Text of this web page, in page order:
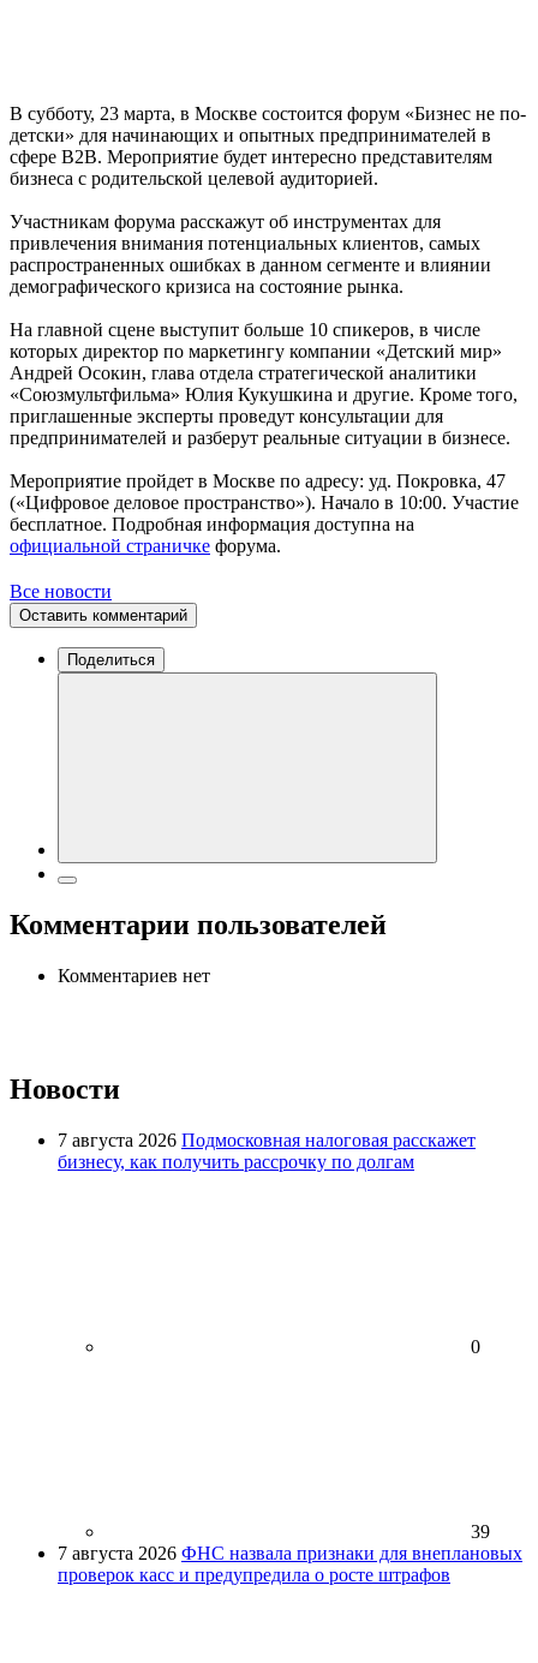
В субботу, 23 марта, в Москве состоится форум «Бизнес не по-
детски» для начинающих и опытных предпринимателей в
сфере В2В. Мероприятие будет интересно представителям
бизнеса с родительской целевой аудиторией.
Участникам форума расскажут об инструментах для
привлечения внимания потенциальных клиентов, самых
распространенных ошибках в данном сегменте и влиянии
демографического кризиса на состояние рынка.
На главной сцене выступит больше 10 спикеров, в числе
которых директор по маркетингу компании «Детский мир»
Андрей Осокин, глава отдела стратегической аналитики
«Союзмультфильма» Юлия Кукушкина и другие. Кроме того,
приглашенные эксперты проведут консультации для
предпринимателей и разберут реальные ситуации в бизнесе.
Мероприятие пройдет в Москве по адресу: уд. Покровка, 47
(«Цифровое деловое пространство»). Начало в 10:00. Участие
бесплатное. Подробная информация доступна на
официальной страничке форума.
Все новости
Оставить комментарий
Поделиться
Комментарии пользователей
Комментариев нет
Новости
7 августа 2026 Подмосковная налоговая расскажет
бизнесу, как получить рассрочку по долгам
0
39
7 августа 2026 ФНС назвала признаки для внеплановых
проверок касс и предупредила о росте штрафов